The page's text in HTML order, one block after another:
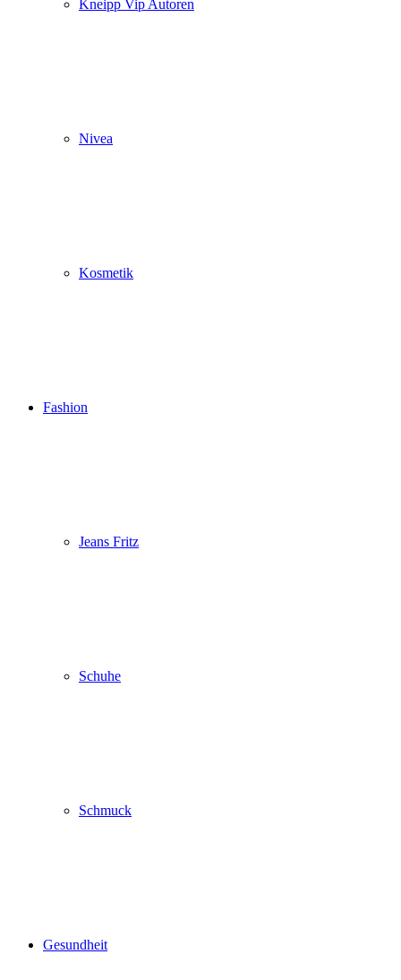
Kneipp Vip Autoren
Nivea
Kosmetik
Fashion
Jeans Fritz
Schuhe
Schmuck
Gesundheit